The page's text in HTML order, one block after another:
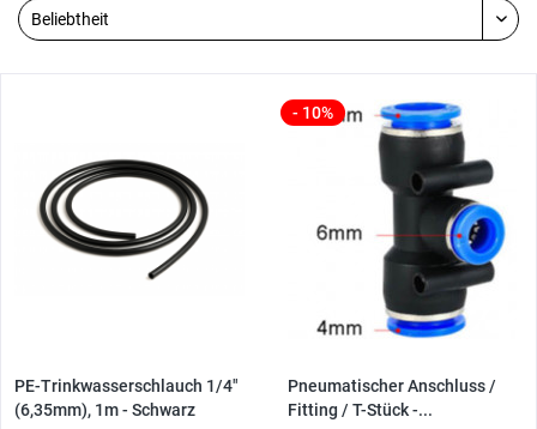
PE-Trinkwasserschlauch 1/4"
(6,35mm), 1m - Schwarz
- 10%
Pneumatischer Anschluss /
Fitting / T-Stück -...